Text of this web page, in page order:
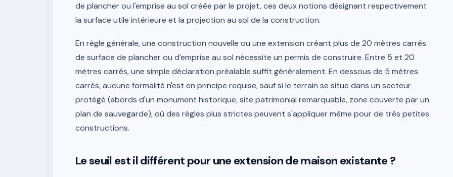
de plancher ou l'emprise au sol créée par le projet, ces deux notions désignant respectivement
la surface utile intérieure et la projection au sol de la construction.
En règle générale, une construction nouvelle ou une extension créant plus de 20 mètres carrés
de surface de plancher ou d'emprise au sol nécessite un permis de construire. Entre 5 et 20
mètres carrés, une simple déclaration préalable suffit généralement. En dessous de 5 mètres
carrés, aucune formalité n'est en principe requise, sauf si le terrain se situe dans un secteur
protégé (abords d'un monument historique, site patrimonial remarquable, zone couverte par un
plan de sauvegarde), où des règles plus strictes peuvent s'appliquer même pour de très petites
constructions.
Le seuil est il différent pour une extension de maison existante ?